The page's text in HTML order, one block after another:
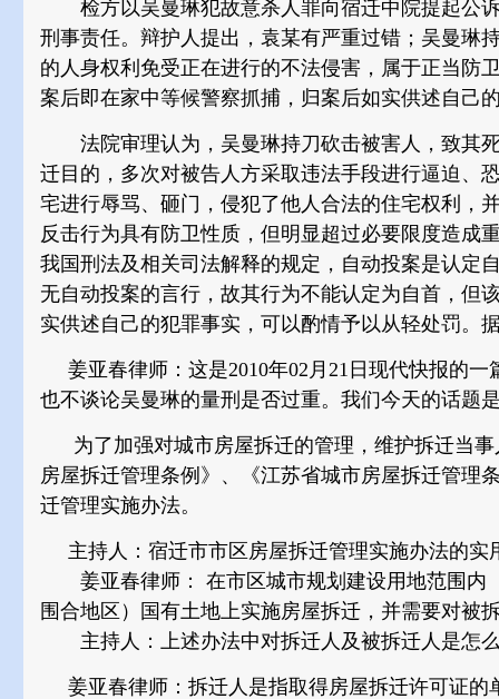
检方以吴曼琳犯故意杀人罪向宿迁中院提起公
刑事责任。辩护人提出，袁某有严重过错；吴曼琳
的人身权利免受正在进行的不法侵害，属于正当防
案后即在家中等候警察抓捕，归案后如实供述自己
法院审理认为，吴曼琳持刀砍击被害人，致其
迁目的，多次对被告人方采取违法手段进行逼迫、
宅进行辱骂、砸门，侵犯了他人合法的住宅权利，
反击行为具有防卫性质，但明显超过必要限度造成
我国刑法及相关司法解释的规定，自动投案是认定
无自动投案的言行，故其行为不能认定为自首，但
实供述自己的犯罪事实，可以酌情予以从轻处罚。
姜亚春律师：这是2010年02月21日现代快报的一
也不谈论吴曼琳的量刑是否过重。我们今天的话题
为了加强对城市房屋拆迁的管理，维护拆迁当事
房屋拆迁管理条例》、《江苏省城市房屋拆迁管理
迁管理实施办法。
主持人：宿迁市市区房屋拆迁管理实施办法的实
姜亚春律师： 在市区城市规划建设用地范围内
围合地区）国有土地上实施房屋拆迁，并需要对被
主持人：上述办法中对拆迁人及被拆迁人是怎
姜亚春律师：拆迁人是指取得房屋拆迁许可证的